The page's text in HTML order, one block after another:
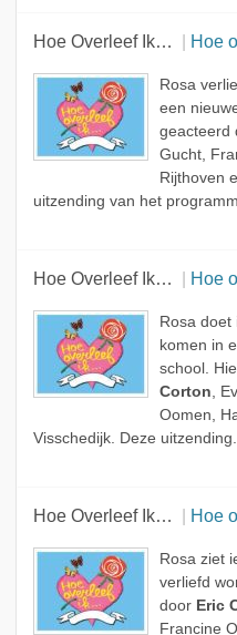
Hoe Overleef Ik… Hoe
Rosa
een
geacteerd
Gucht,
Rijthoven
uitzending van het
Hoe Overleef Ik… Hoe
Rosa
komen in
school.
Corton,
Oomen,
Visschedijk. Deze
Hoe Overleef Ik… Hoe
Rosa ziet
verliefd
door Eric
Francine